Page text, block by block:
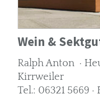
Wein &
Ralph Anton ·
Kirrweiler
Tel.: 06321 5669 ·